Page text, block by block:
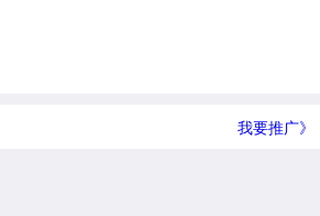
我要推广》